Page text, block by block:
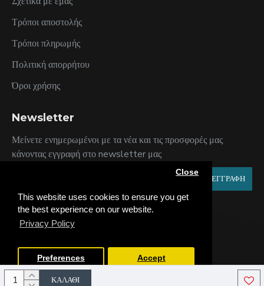
This website uses cookies to ensure you get
the best experience on our website.
Privacy Policy
Close
Preferences Accept
ΚΑΛΆΘΙ
Τρόποι αποστολής
Τρόποι πληρωμής
Πολιτική απορρήτου
Όροι χρήσης
Newsletter
Μείνετε ενημερωμένοι με τα νέα και τις προσφορές μας
κάνοντας εγγραφή στο newsletter μας
ΕΓΓΡΑΦΗ
Έχω διαβάσει και αποδέχομαι τουςΠολιτική Απορρήτου